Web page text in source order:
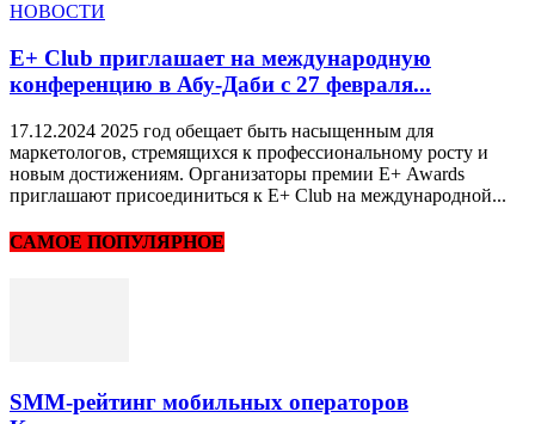
НОВОСТИ
E+ Club приглашает на международную
конференцию в Абу-Даби с 27 февраля...
17.12.2024 2025 год обещает быть насыщенным для
маркетологов, стремящихся к профессиональному росту и
новым достижениям. Организаторы премии Е+ Awards
приглашают присоединиться к E+ Club на международной...
САМОЕ ПОПУЛЯРНОЕ
SMM-рейтинг мобильных операторов